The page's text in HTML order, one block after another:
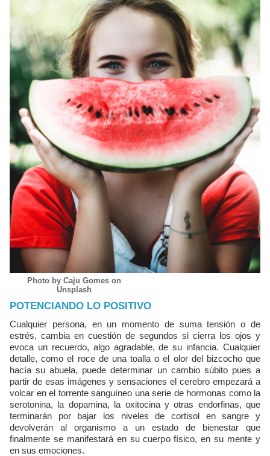
Photo by Caju Gomes on
Unsplash
POTENCIANDO LO POSITIVO
Cualquier persona, en un momento de suma tensión o de
estrés, cambia en cuestión de segundos si cierra los ojos y
evoca un recuerdo, algo agradable, de su infancia. Cualquier
detalle, como el roce de una toalla o el olor del bizcocho que
hacía su abuela, puede determinar un cambio súbito pues a
partir de esas imágenes y sensaciones el cerebro empezará a
volcar en el torrente sanguíneo una serie de hormonas como la
serotonina, la dopamina, la oxitocina y otras endorfinas, que
terminarán por bajar los niveles de cortisol en sangre y
devolverán al organismo a un estado de bienestar que
finalmente se manifestará en su cuerpo físico, en su mente y
en sus emociones.